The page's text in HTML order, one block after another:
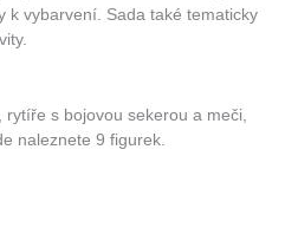
k vybarvení. Sada také tematicky
s bojovou sekerou a meči,
naleznete 9 figurek.